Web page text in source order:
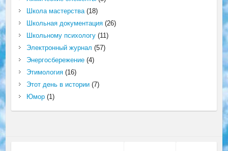
Школа мастерства(18)
Школьная документация(26)
Школьному психологу(11)
Электронный журнал (57)
Энергосбережение(4)
Этимология(16)
Этот день в истории(7)
Юмор(1)